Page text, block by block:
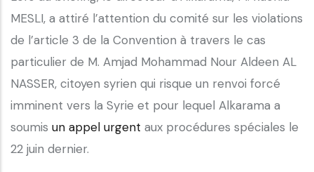
MESLI, a attiré l’attention du comité sur les violations
de l’article 3 de la Convention à travers le cas
particulier de M. Amjad Mohammad Nour Aldeen AL
NASSER, citoyen syrien qui risque un renvoi forcé
imminent vers la Syrie et pour lequel Alkarama a
soumis un appel urgent aux procédures spéciales le
22 juin dernier.